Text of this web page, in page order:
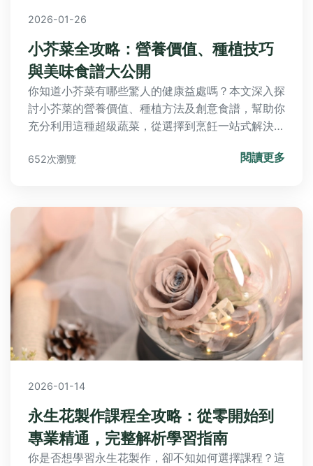
2026-01-26
小芥菜全攻略：營養價值、種植技巧
與美味食譜大公開
你知道小芥菜有哪些驚人的健康益處嗎？本文深入探
討小芥菜的營養價值、種植方法及創意食譜，幫助你
充分利用這種超級蔬菜，從選擇到烹飪一站式解決你
652次瀏覽 閱讀更多
2026-01-14
永生花製作課程全攻略：從零開始到
專業精通，完整解析學習指南
你是否想學習永生花製作，卻不知如何選擇課程？這